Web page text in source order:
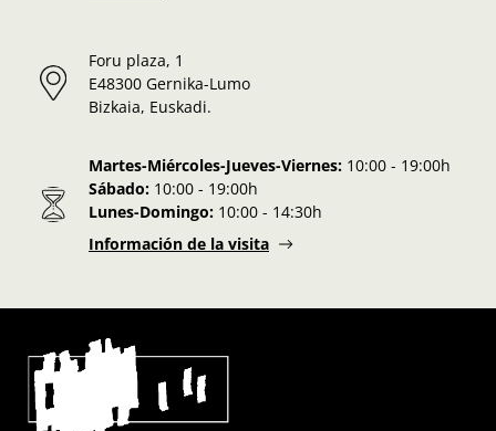
Foru plaza, 1
E48300 Gernika-Lumo
Bizkaia, Euskadi.
Martes-Miércoles-Jueves-Viernes: 10:00 - 19:00h
Sábado: 10:00 - 19:00h
Lunes-Domingo: 10:00 - 14:30h
Información de la visita